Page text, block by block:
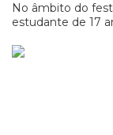
No âmbito do
estudante de 17